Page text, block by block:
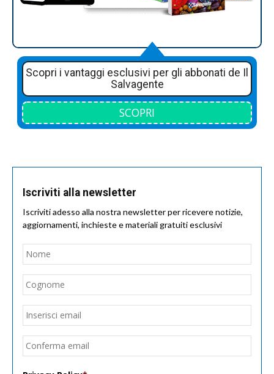
Scopri i vantaggi esclusivi per gli abbonati de Il
Salvagente
SCOPRI
Iscriviti alla newsletter
Iscriviti adesso alla nostra newsletter per ricevere notizie,
aggiornamenti, inchieste e materiali gratuiti esclusivi
Nome
Email